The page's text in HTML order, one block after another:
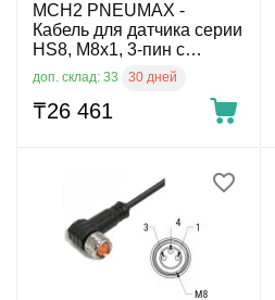
MCH2 PNEUMAX -
Кабель для датчика серии
HS8, M8x1, 3-пин с
кабелем, 3-пров. 5 м
доп. склад: 33 30 дней
₸26 461